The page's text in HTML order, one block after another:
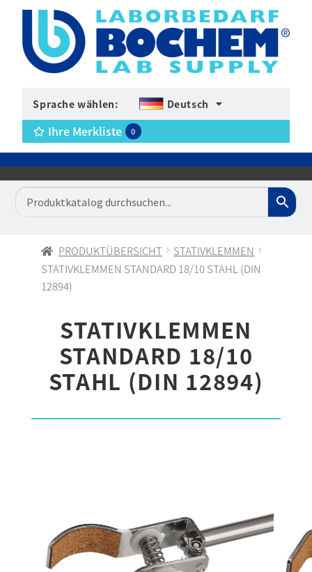
Sprache wählen: Deutsch
Ihre Merkliste 0
PRODUKTÜBERSICHT
STATIVKLEMMEN
STATIVKLEMMEN STANDARD 18/10 STAHL (DIN
12894)
STATIVKLEMMEN
STANDARD 18/10
STAHL (DIN 12894)